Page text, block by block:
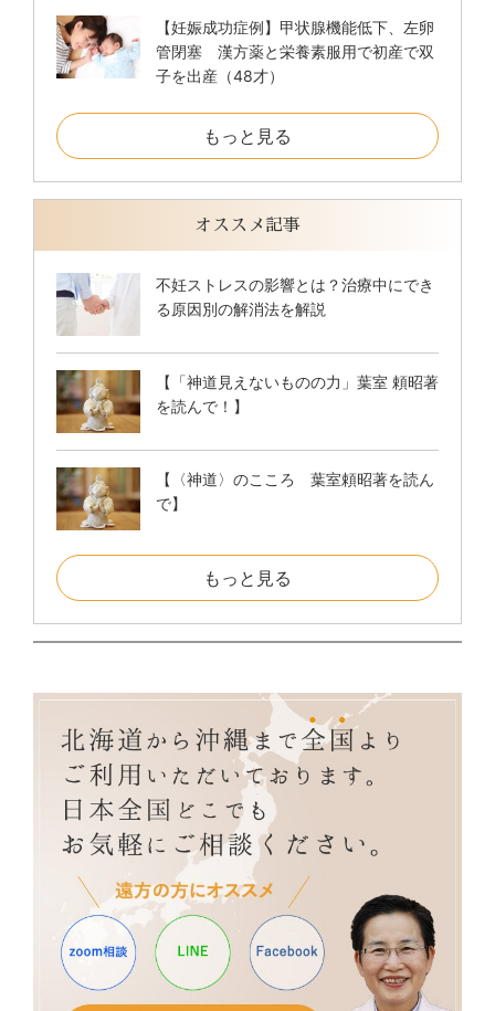
【妊娠成功症例】甲状腺機能低下、左卵
管閉塞 漢方薬と栄養素服用で初産で双
子を出産（48才）
もっと見る
オススメ記事
不妊ストレスの影響とは？治療中にでき
る原因別の解消法を解説
【「神道見えないものの力」葉室 頼昭著
を読んで！】
【〈神道〉のこころ 葉室頼昭著を読ん
で】
もっと見る